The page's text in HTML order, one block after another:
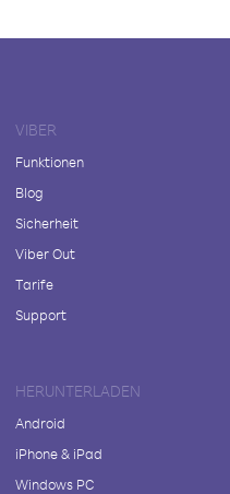
VIBER
Funktionen
Blog
Sicherheit
Viber Out
Tarife
Support
HERUNTERLADEN
Android
iPhone & iPad
Windows PC